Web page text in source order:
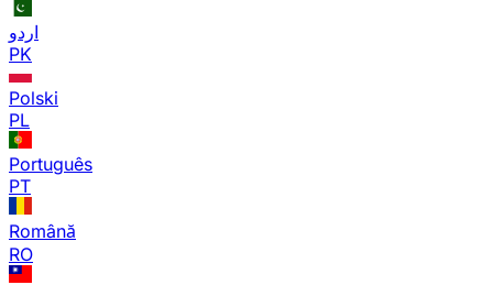
اردو
PK
Polski
PL
Português
PT
Română
RO